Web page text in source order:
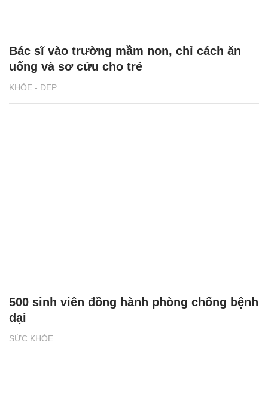
KHỎE - ĐẸP
Bác sĩ vào trường mầm non, chỉ cách ăn
uống và sơ cứu cho trẻ
SỨC KHỎE
500 sinh viên đồng hành phòng chống bệnh
dại